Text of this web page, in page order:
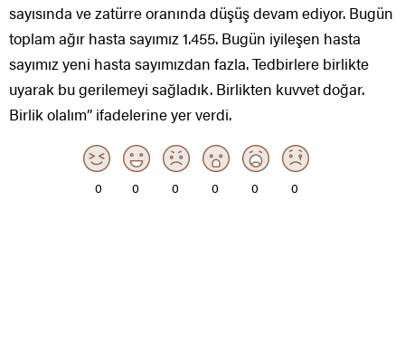
sayısında ve zatürre oranında düşüş devam ediyor. Bugün
toplam ağır hasta sayımız 1.455. Bugün iyileşen hasta
sayımız yeni hasta sayımızdan fazla. Tedbirlere birlikte
uyarak bu gerilemeyi sağladık. Birlikten kuvvet doğar.
Birlik olalım” ifadelerine yer verdi.
0 0 0 0 0 0